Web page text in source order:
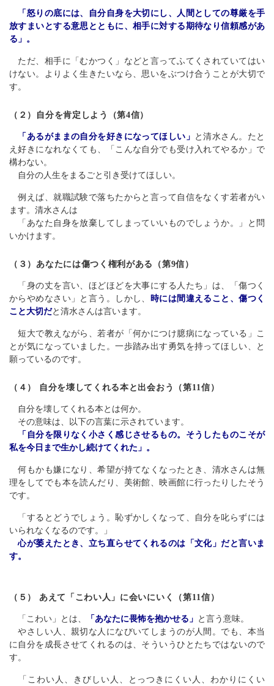
「怒りの底には、自分自身を大切にし、人間としての尊厳を手
放すまいとする意思とともに、相手に対する期待なり信頼感があ
る」。
ただ、相手に「むかつく」などと言ってふてくされていてはい
けない。よりよく生きたいなら、思いをぶつけ合うことが大切で
す。
（２）自分を肯定しよう（第4信）
「あるがままの自分を好きになってほしい」 と清水さん。たと
え好きになれなくても、「こんな自分でも受け入れてやるか」で
構わない。
自分の人生をまるごと引き受けてほしい。
例えば、就職試験で落ちたからと言って自信をなくす若者がい
ます。清水さんは
「あなた自身を放棄してしまっていいものでしょうか。」と問
いかけます。
（３）あなたには傷つく権利がある（第9信）
「身の丈を言い、ほどほどを大事にする人たち」は、「傷つく
からやめなさい」と言う。しかし、 時には間違えること、傷つく
こと大切だと清水さんは言います。
短大で教えながら、若者が「何かにつけ臆病になっている」こ
とが気になっていました。一歩踏み出す勇気を持ってほしい、と
願っているのです。
（４） 自分を壊してくれる本と出会おう（第11信）
自分を壊してくれる本とは何か。
その意味は、以下の言葉に示されています。
「自分を限りなく小さく感じさせるもの。そうしたものこそが
私を今日まで生かし続けてくれた」。
何もかも嫌になり、希望が持てなくなったとき、清水さんは無
理をしてでも本を読んだり、美術館、映画館に行ったりしたそう
です。
「するとどうでしょう。恥ずかしくなって、自分を叱らずには
いられなくなるのです。」
心が萎えたとき、立ち直らせてくれるのは「文化」だと言いま
す。
（５） あえて「こわい人」に会いにいく（第11信）
「こわい」とは、 「あなたに畏怖を抱かせる」 と言う意味。
やさしい人、親切な人になびいてしまうのが人間。でも、本当
に自分を成長させてくれるのは、そういうひとたちではないので
す。
「こわい人、きびしい人、とっつきにくい人、わかりにくい